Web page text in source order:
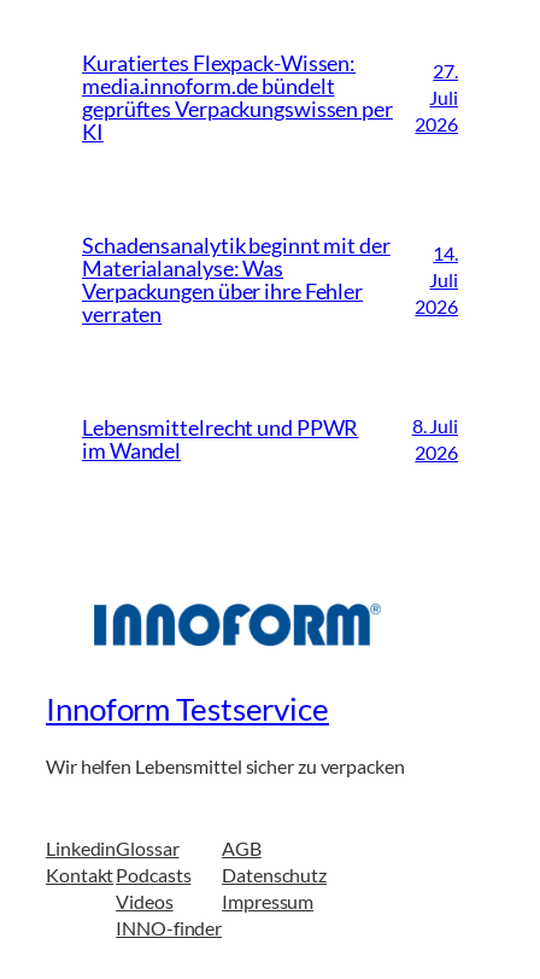
Kuratiertes Flexpack-Wissen:
media.innoform.de bündelt
geprüftes Verpackungswissen per
KI
27.
Juli
2026
Schadensanalytik beginnt mit der
Materialanalyse: Was
Verpackungen über ihre Fehler
verraten
14.
Juli
2026
Lebensmittelrecht und PPWR
im Wandel
8. Juli
2026
Innoform Testservice
Wir helfen Lebensmittel sicher zu verpacken
Linkedin
Kontakt
Glossar
Podcasts
Videos
INNO-finder
AGB
Datenschutz
Impressum